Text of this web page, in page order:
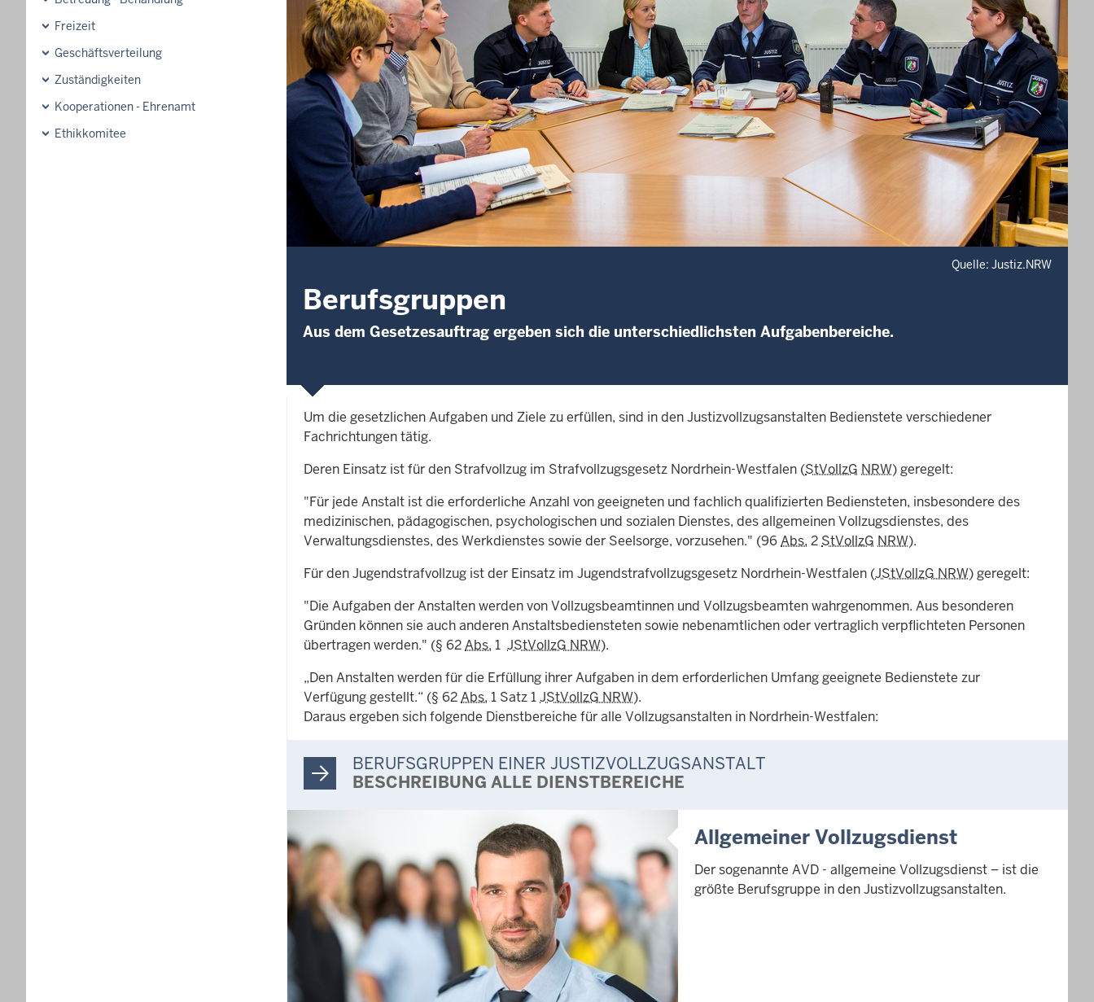
Freizeit
Geschäftsverteilung
Zuständigkeiten
Kooperationen - Ehrenamt
Ethikkomitee
Quelle: Justiz.NRW
Berufsgruppen
Aus dem Gesetzesauftrag ergeben sich die unterschiedlichsten Aufgabenbereiche.
Um die gesetzlichen Aufgaben und Ziele zu erfüllen, sind in den Justizvollzugsanstalten Bedienstete verschiedener
Fachrichtungen tätig.
Deren Einsatz ist für den Strafvollzug im Strafvollzugsgesetz Nordrhein-Westfalen (StVollzG NRW) geregelt:
"Für jede Anstalt ist die erforderliche Anzahl von geeigneten und fachlich qualifizierten Bediensteten, insbesondere des
medizinischen, pädagogischen, psychologischen und sozialen Dienstes, des allgemeinen Vollzugsdienstes, des
Verwaltungsdienstes, des Werkdienstes sowie der Seelsorge, vorzusehen." (96Abs. 2 StVollzG NRW).
Für den Jugendstrafvollzug ist der Einsatz im Jugendstrafvollzugsgesetz Nordrhein-Westfalen (JStVollzG NRW) geregelt:
"Die Aufgaben der Anstalten werden von Vollzugsbeamtinnen und Vollzugsbeamten wahrgenommen. Aus besonderen
Gründen können sie auch anderen Anstaltsbediensteten sowie nebenamtlichen oder vertraglich verpflichteten Personen
übertragen werden." (§ 62Abs. 1 JStVollzG NRW).
„Den Anstalten werden für die Erfüllung ihrer Aufgaben in dem erforderlichen Umfang geeignete Bedienstete zur
Verfügung gestellt.“ (§ 62Abs. 1 Satz 1JStVollzG NRW).
Daraus ergeben sich folgende Dienstbereiche für alle Vollzugsanstalten in Nordrhein-Westfalen:
BERUFSGRUPPEN EINER JUSTIZVOLLZUGSANSTALT
BESCHREIBUNG ALLE DIENSTBEREICHE
Allgemeiner Vollzugsdienst
Der sogenannte AVD - allgemeine Vollzugsdienst – ist die
größte Berufsgruppe in den Justizvollzugsanstalten.